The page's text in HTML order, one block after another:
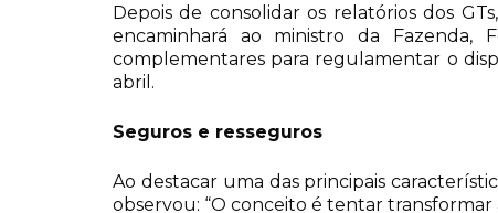
Depois de consolidar os relatórios dos
encaminhará ao ministro da
complementares para regulamentar o
abril.
Seguros e resseguros
Ao destacar uma das principais
observou: “O conceito é tentar